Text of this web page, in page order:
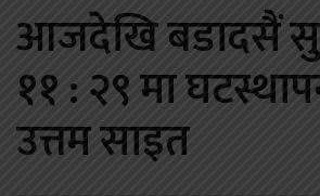
आजदेखि बडादसैं
११ : २९ मा
उत्तम साइत